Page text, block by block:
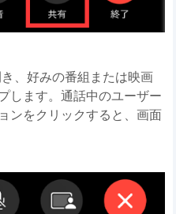
、好みの番組または映画
します。通話中のユーザー
ンをクリックすると、画面